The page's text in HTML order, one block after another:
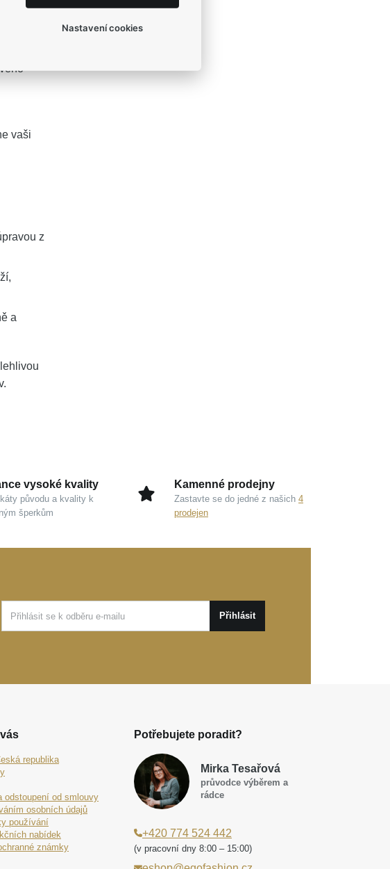
vaši
z
a
vysoké kvality
původu a kvality k
šperkům
Kamenné prodejny
Zastavte se do jedné z našich 4
prodejen
Přihlásit
republika
odstoupení od smlouvy
osobních údajů
používání
nabídek
známky
Potřebujete poradit?
Mirka Tesařová
průvodce výběrem a
rádce
+420 774 524 442
(v pracovní dny 8:00 – 15:00)
Nastavení cookies